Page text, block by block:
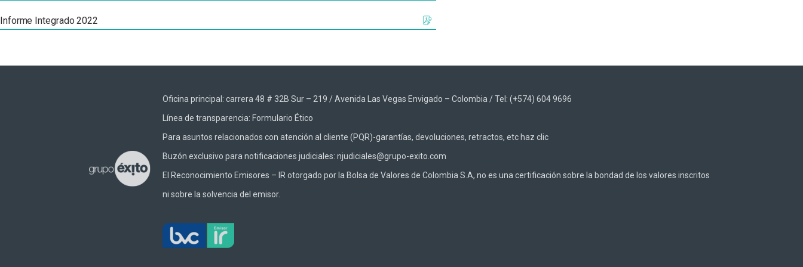
Informe Integrado 2022
Oficina principal: carrera 48 # 32B Sur – 219 / Avenida Las Vegas Envigado – Colombia / Tel: (+574) 604 9696
Línea de transparencia: Formulario Ético
Para asuntos relacionados con atención al cliente (PQR)-garantías, devoluciones, retractos, etc haz clic
Buzón exclusivo para notificaciones judiciales: njudiciales@grupo-exito.com
El Reconocimiento Emisores – IR otorgado por la Bolsa de Valores de Colombia S.A, no es una certificación sobre la bondad de los valores inscritos
ni sobre la solvencia del emisor.